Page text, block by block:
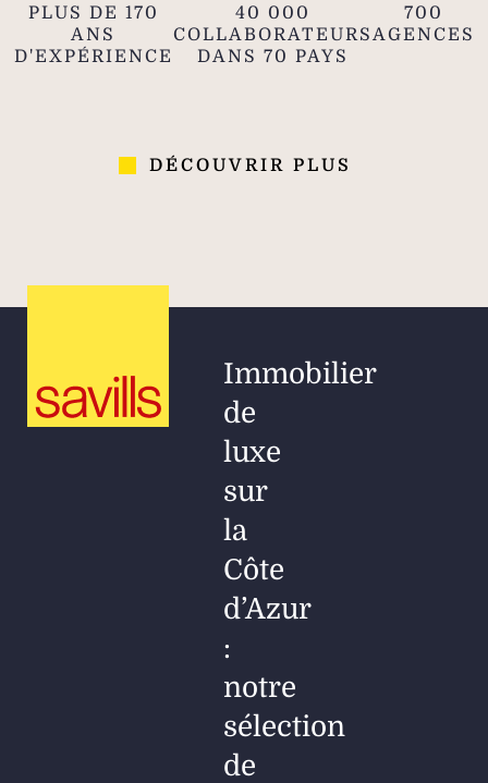
PLUS DE 170
ANS
D'EXPÉRIENCE
40 000
COLLABORATEURS
DANS 70 PAYS
700
AGENCES
DÉCOUVRIR PLUS
Immobilier
de
luxe
sur
la
Côte
d’Azur
:
notre
sélection
de